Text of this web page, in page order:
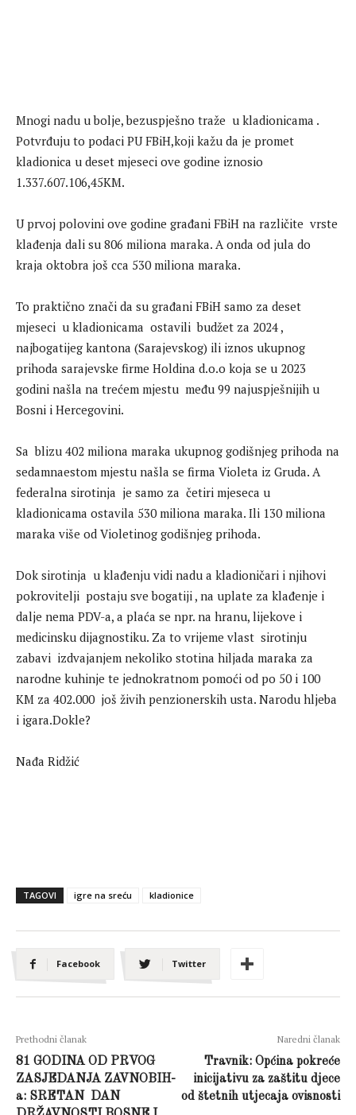
Mnogi nadu u bolje, bezuspješno traže u kladionicama .
Potvrđuju to podaci PU FBiH,koji kažu da je promet
kladionica u deset mjeseci ove godine iznosio
1.337.607.106,45KM.
U prvoj polovini ove godine građani FBiH na različite vrste
klađenja dali su 806 miliona maraka. A onda od jula do
kraja oktobra još cca 530 miliona maraka.
To praktično znači da su građani FBiH samo za deset
mjeseci u kladionicama ostavili budžet za 2024 ,
najbogatijeg kantona (Sarajevskog) ili iznos ukupnog
prihoda sarajevske firme Holdina d.o.o koja se u 2023
godini našla na trećem mjestu među 99 najuspješnijih u
Bosni i Hercegovini.
Sa blizu 402 miliona maraka ukupnog godišnjeg prihoda na
sedamnaestom mjestu našla se firma Violeta iz Gruda. A
federalna sirotinja je samo za četiri mjeseca u
kladionicama ostavila 530 miliona maraka. Ili 130 miliona
maraka više od Violetinog godišnjeg prihoda.
Dok sirotinja u klađenju vidi nadu a kladioničari i njihovi
pokrovitelji postaju sve bogatiji , na uplate za klađenje i
dalje nema PDV-a, a plaća se npr. na hranu, lijekove i
medicinsku dijagnostiku. Za to vrijeme vlast sirotinju
zabavi izdvajanjem nekoliko stotina hiljada maraka za
narodne kuhinje te jednokratnom pomoći od po 50 i 100
KM za 402.000 još živih penzionerskih usta. Narodu hljeba
i igara.Dokle?
Nađa Ridžić
TAGOVI igre na sreću kladionice
Facebook Twitter
Prethodni članak
81 GODINA OD PRVOG
ZASJEDANJA ZAVNOBIH-
a: SRETAN DAN
Naredni članak
Travnik: Općina pokreće
inicijativu za zaštitu djece
od štetnih utjecaja ovisnosti